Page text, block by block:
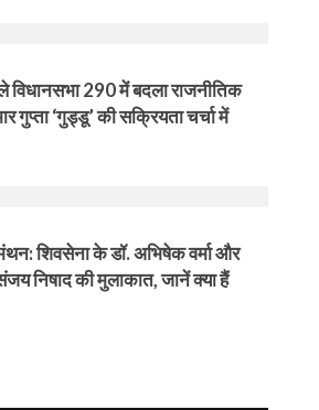
290 में बदला राजनीतिक
गुप्ता ‘गुड्डू’ की सक्रियता चर्चा में
शिवसेना के डॉ. अभिषेक वर्मा और
संजय निषाद की मुलाकात, जानें क्या हैं